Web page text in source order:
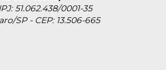
51.062.438/0001-35
SP - CEP: 13.506-665